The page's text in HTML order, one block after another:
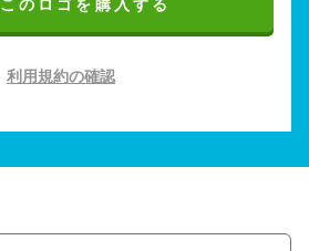
このロゴを購入する
利用規約の確認